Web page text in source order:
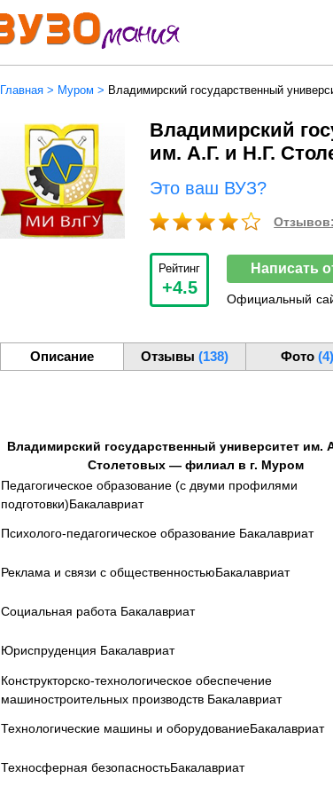
Главная > Муром > Владимирский государственный
Владимирский
им. А.Г. и Н.Г.
Это ваш ВУЗ?
Рейтинг
+4.5
Написать
Официальный
Описание Отзывы(138) Фото(4)
Владимирский государственный университет им.
Столетовых — филиал в г. Муром
Педагогическое образование (с двуми профилями
подготовки)Бакалавриат
Психолого-педагогическое образование Бакалавриат
Реклама и связи с общественностьюБакалавриат
Социальная работа Бакалавриат
Юриспруденция Бакалавриат
Конструкторско-технологическое обеспечение
машиностроительных производств Бакалавриат
Технологические машины и оборудованиеБакалавриат
Техносферная безопасностьБакалавриат